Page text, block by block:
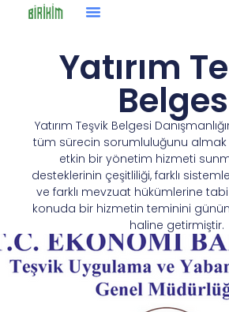
Yatırım
Yatırım Teşvik Belgesi
tüm sürecin sorumluluğunu
etkin bir yönetim hizmeti
desteklerinin çeşitliliği, farklı
ve farklı mevzuat hükümlerine
konuda bir hizmetin teminini
haline getirmiştir.